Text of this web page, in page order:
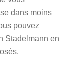
dans moins
pouvez
Stadelmann en